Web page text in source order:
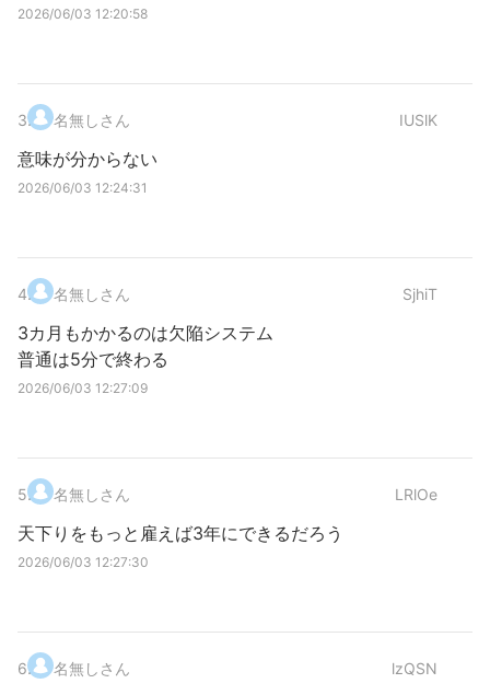
2026/06/03 12:20:58
3. 名無しさん IUSlK
意味が分からない
2026/06/03 12:24:31
4. 名無しさん SjhiT
3カ月もかかるのは欠陥システム
普通は5分で終わる
2026/06/03 12:27:09
5. 名無しさん LRlOe
天下りをもっと雇えば3年にできるだろう
2026/06/03 12:27:30
6. 名無しさん lzQSN